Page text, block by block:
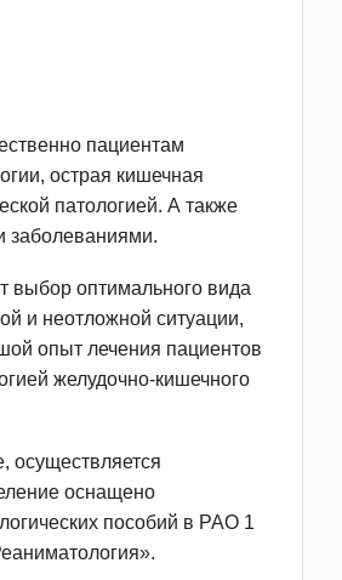
пациентам
острая кишечная
патологией. А также
заболеваниями.
выбор оптимального вида
и неотложной ситуации,
опыт лечения пациентов
желудочно-кишечного
осуществляется
оснащено
пособий в РАО 1